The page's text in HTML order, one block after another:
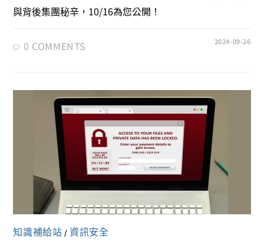
與背後集團秘辛，10/16為您公開！
0 COMMENTS 2024-09-26
知識補給站 /資訊安全